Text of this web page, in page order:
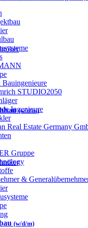
STUDIO2050
Ingenieure
Real Estate Germany
Gruppe
&
(w/d/m)
(w/d/m)